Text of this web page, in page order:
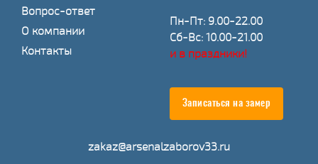
Вопрос-ответ
О компании
Контакты
Пн-Пт: 9.00-22.00
Сб-Вс: 10.00-21.00
и в праздники!
Записаться на замер
zakaz@arsenalzaborov33.ru